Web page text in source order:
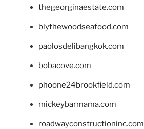
thegeorginaestate.com
blythewoodseafood.com
paolosdelibangkok.com
bobacove.com
phoone24brookfield.com
mickeybarmama.com
roadwayconstructioninc.com